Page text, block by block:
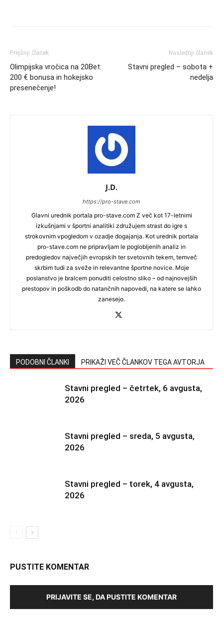
Prejšnji članek
Olimpijska vročica na 20Bet:
200 € bonusa in hokejsko
presenečenje!
Naslednji članek
Stavni pregled – sobota +
nedelja
J.D.
https://pro-stave.com
Glavni urednik portala pro-stave.com Z več kot 17-letnimi
izkušnjami v športni analitiki združujem strast do igre s
strokovnim vpogledom v ozadje dogajanja. Kot urednik portala
pro-stave.com ne pripravljam le poglobljenih analiz in
predogledov največjih evropskih ter svetovnih tekem, temveč
skrbim tudi za sveže in relevantne športne novice. Moje
poslanstvo je bralcem ponuditi celostno sliko – od najnovejših
prestopov in poškodb do natančnih napovedi, na katere se lahko
zanesejo.
PODOBNI ČLANKI PRIKAŽI VEČ ČLANKOV TEGA AVTORJA
Stavni pregled – četrtek, 6 avgusta,
2026
Stavni pregled – sreda, 5 avgusta,
2026
Stavni pregled – torek, 4 avgusta,
2026
PUSTITE KOMENTAR
PRIJAVITE SE, DA PUSTITE KOMENTAR